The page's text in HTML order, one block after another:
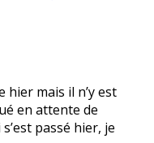
hier mais il n’y est
en attente de
passé hier, je